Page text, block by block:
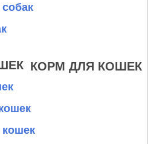
КОРМ ДЛЯ КОШЕК